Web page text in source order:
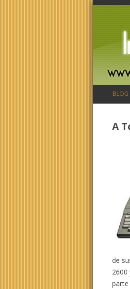
BLOG
A
de
2600
parte